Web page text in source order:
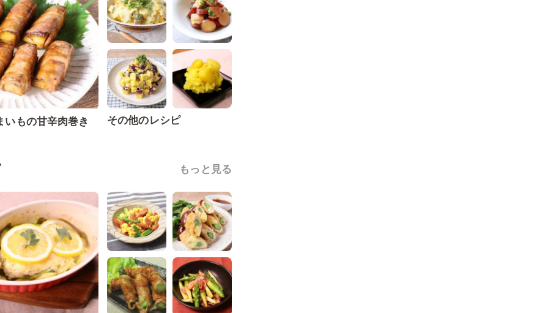
いもの甘辛肉巻き その他のレシピ
もっと見る